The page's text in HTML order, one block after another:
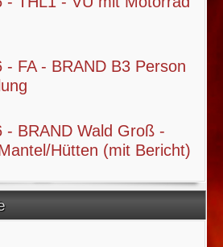
- FA - BRAND B3 Person
- BRAND Wald Groß -
Hütten (mit Bericht)